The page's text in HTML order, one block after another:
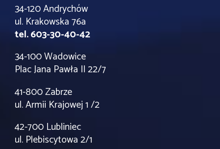
34-120 Andrychów
ul. Krakowska 76a
tel. 603-30-40-42
34-100 Wadowice
Plac Jana Pawła II 22/7
41-800 Zabrze
ul. Armii Krajowej 1 /2
42-700 Lubliniec
ul. Plebiscytowa 2/1